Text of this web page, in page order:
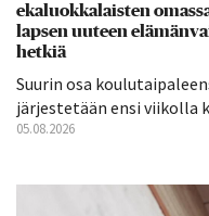
ekaluokkalaisten
lapsen uuteen
hetkiä
Suurin osa
järjestetään ensi viikolla
05.08.2026